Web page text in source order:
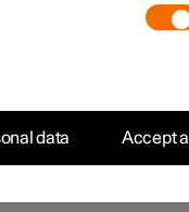
data Accept all